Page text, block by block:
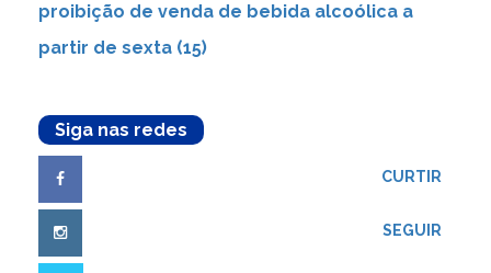
proibição de venda de bebida alcoólica a
partir de sexta (15)
Siga nas redes
CURTIR
SEGUIR